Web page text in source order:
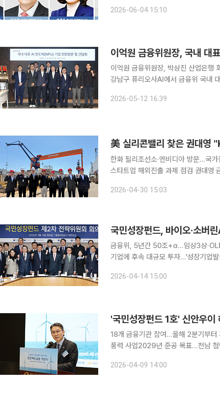
2026-06-04 15:10
이억원 금융위원장, 국내 대
이억원 금융위원장, 박상진 산업은행
강남구 퓨리오사AI에서 금융위 국내
2026-05-12 16:39
美 실리콘밸리 찾은 권대영
한화 필리조선소·엔비디아 방문…국
스타트업 해외진출 과제 점검 권대영 금융위원회 부위원장이 미국을 방문해 조선·방산 등 국가전략
26일부터 미국 뉴욕·필라델피아와
2026-04-30 15:03
국민성장펀드, 바이오·소버
금융위, 5년간 50조+α…임상3상
기업에 후속 대규모 투자…'성장기업발굴 협의체' 신설 추진 금
2026-04-14 15:00
'국민성장펀드 1호' 신안우
18개 금융기관 참여…올해 2분기부
풍력 사업2029년 준공 목표…전남 첨단산업 거점에
2026-04-09 14:00